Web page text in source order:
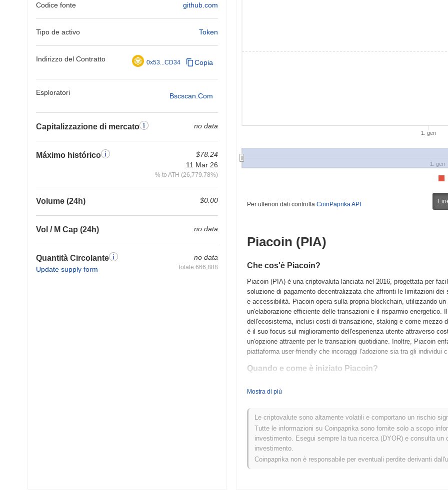
Codice fonte github.com
Tipo de activo Token
Indirizzo del Contratto 0x53...CD34 Copia
Esploratori Bscscan.com
Capitalizzazione di mercato no data
Máximo histórico
$78.24
11 Mar 26
% to ATH (26,779.78%)
Volume (24h) $0.00
Vol / M Cap (24h) no data
Quantità Circolante
Update supply form
no data
Totale:666,888
1. gen
1. gen
Per ulteriori dati controlla CoinPaprika API
Piacoin (PIA)
Che cos'è Piacoin?
Piacoin (PIA) è una criptovaluta lanciata nel 2016, progettata per
soluzione di pagamento decentralizzata che affronti le limitazioni
e accessibilità. Piacoin opera sulla propria blockchain, utilizzando
un'elaborazione efficiente delle transazioni e il risparmio
dell'ecosistema, inclusi costi di transazione, staking e come mezzo
è il suo focus sul miglioramento dell'esperienza utente attraverso
un'opzione attraente per le transazioni quotidiane. Inoltre, Piacoin
piattaforma user-friendly che incoraggi l'adozione sia tra gli individui
Quando e come è iniziato Piacoin?
tecnico del progetto. L'obiettivo del progetto era creare una valuta
iniziale e consentendo agli utenti di effettuare transazioni
sull'istituzione di un'infrastruttura blockchain robusta e sul
avvenuta attraverso un modello di lancio equo, consentendo agli
un'offerta iniziale di monete (ICO). Questo approccio mirava a
Cosa ci riserva il futuro per Piacoin?
Mostra di più
Le criptovalute sono altamente volatili e comportano un rischio
Tutte le informazioni su Coinpaprika sono fornite solo a scopo
investimento. Esegui sempre la tua ricerca (DYOR) e consulta
investimento.
Coinpaprika non è responsabile per eventuali perdite derivanti